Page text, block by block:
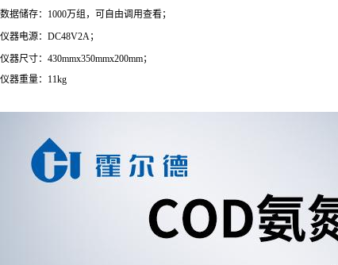
数据储存：1000万组，可自由调用查看；
仪器电源：DC48V2A；
仪器尺寸：430mmx350mmx200mm；
仪器重量：11kg